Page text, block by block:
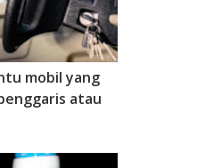
mobil yang
atau